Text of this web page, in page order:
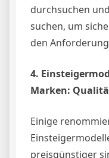
durchsuchen
suchen, um
den
4.
Marken:
Einige
preisgünstiger